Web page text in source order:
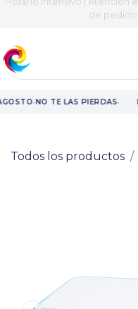
Horario intensivo | Atención
de
·NO TE LAS PIERDAS·
Todos los productos